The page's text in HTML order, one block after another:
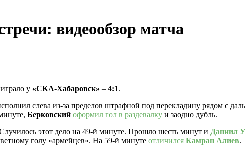
видеообзор матча
у «СКА-Хабаровск» – 4:1.
слева из-за пределов штрафной под перекладину рядом с
Берковский оформил гол в раздевалку и заодно дубль.
этот дело на 49-й минуте. Прошло шесть минут и Даниил
голу «армейцев». На 59-й минуте отличился Камран Алиев.